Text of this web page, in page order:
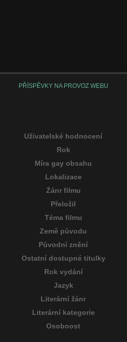
PŘÍSPĚVKY NA PROVOZ WEBU
Uživatelské hodnocení
Rok
Míra gay obsahu
Lokalizace
Žánr filmu
Přeložil
Téma filmu
Země původu
Původní znění
Ostatní dostupné titulky
Rok vydání
Jazyk
Literární žánr
Literární kategorie
Osobnost